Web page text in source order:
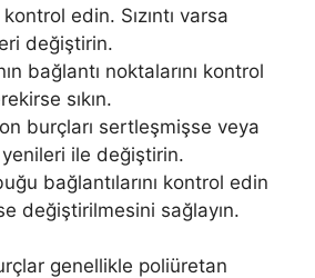
kontrol edin. Sızıntı varsa
değiştirin.
bağlantı noktalarını kontrol
sıkın.
burçları sertleşmişse veya
yenileri ile değiştirin.
bağlantılarını kontrol edin
değiştirilmesini sağlayın.
genellikle poliüretan